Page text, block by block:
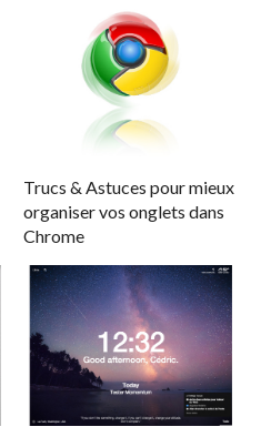
Trucs & Astuces pour mieux
organiser vos onglets dans
Chrome